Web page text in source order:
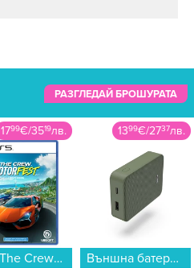
РАЗГЛЕДАЙ БРОШУРАТА
1799€/3519лв.
Игра The Crew Motorfest (PS5)...
1399€/2737лв.
Външна батерия Hama 201713, "Colour 10" зелена 10000 mAh...